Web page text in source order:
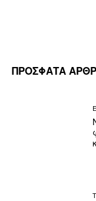
ΠΡΟΣΦΑΤΑ